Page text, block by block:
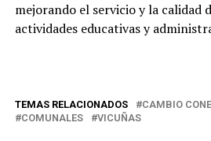
mejorando el servicio y la calidad
actividades educativas y
TEMAS RELACIONADOS
CAMBIO
COMUNALES
VICUÑAS